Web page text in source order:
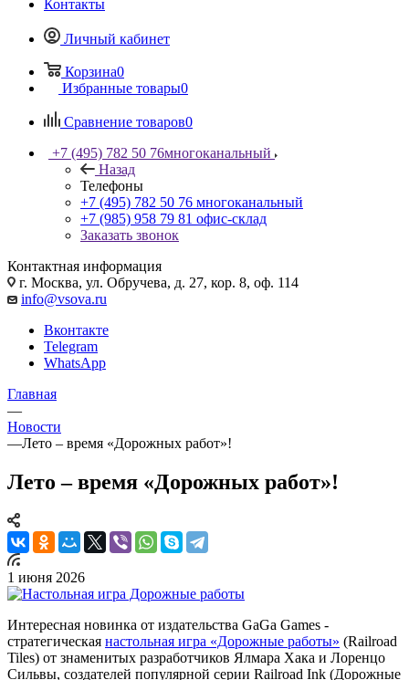
Контакты
Личный кабинет
Корзина0
Избранные товары0
Сравнение товаров0
+7 (495) 782 50 76многоканальный
Назад
Телефоны
+7 (495) 782 50 76 многоканальный
+7 (985) 958 79 81 офис-склад
Заказать звонок
Контактная информация
г. Москва, ул. Обручева, д. 27, кор. 8, оф. 114
info@vsova.ru
Вконтакте
Telegram
WhatsApp
Главная
—
Новости
—Лето – время «Дорожных работ»!
Лето – время «Дорожных работ»!
1 июня 2026
Интересная новинка от издательства GaGa Games -
стратегическая настольная игра «Дорожные работы» (Railroad
Tiles) от знаменитых разработчиков Ялмара Хака и Лоренцо
Сильвы, создателей популярной серии Railroad Ink (Дорожные